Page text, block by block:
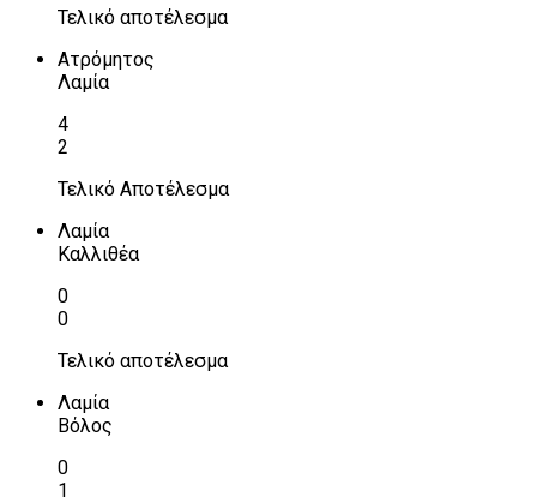
Τελικό αποτέλεσμα
Ατρόμητος
Λαμία
4
2
Τελικό Αποτέλεσμα
Λαμία
Καλλιθέα
0
0
Τελικό αποτέλεσμα
Λαμία
Βόλος
0
1